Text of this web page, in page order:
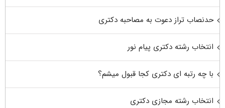
حدنصاب تراز دعوت به مصاحبه دکتری
انتخاب رشته دکتری پیام نور
با چه رتبه ای دکتری کجا قبول میشم؟
انتخاب رشته مجازی دکتری